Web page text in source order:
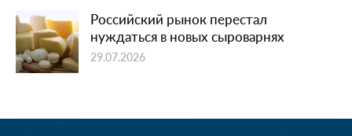
Российский рынок перестал
нуждаться в новых сыроварнях
29.07.2026